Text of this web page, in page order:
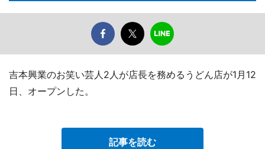
吉本興業のお笑い芸人2人が店長を務めるうどん店が1月12
日、オープンした。
記事を読む